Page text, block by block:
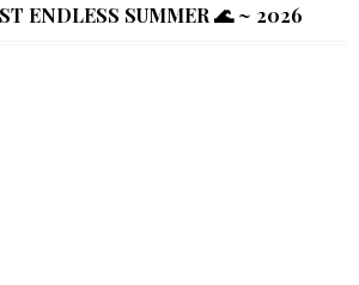
ENDLESS SUMMER 🌊 ~ 2026